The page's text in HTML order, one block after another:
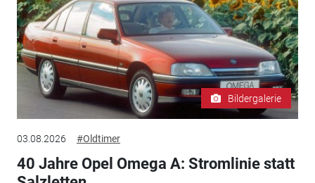
Bildergalerie
03.08.2026 #Oldtimer
40 Jahre Opel Omega A: Stromlinie statt